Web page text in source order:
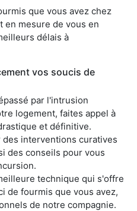
que vous avez chez
en mesure de vous en
délais à
vos soucis de
par l'intrusion
logement, faites appel à
et définitive.
interventions curatives
des conseils pour vous
technique qui s'offre
de fourmis que vous avez,
de notre compagnie.